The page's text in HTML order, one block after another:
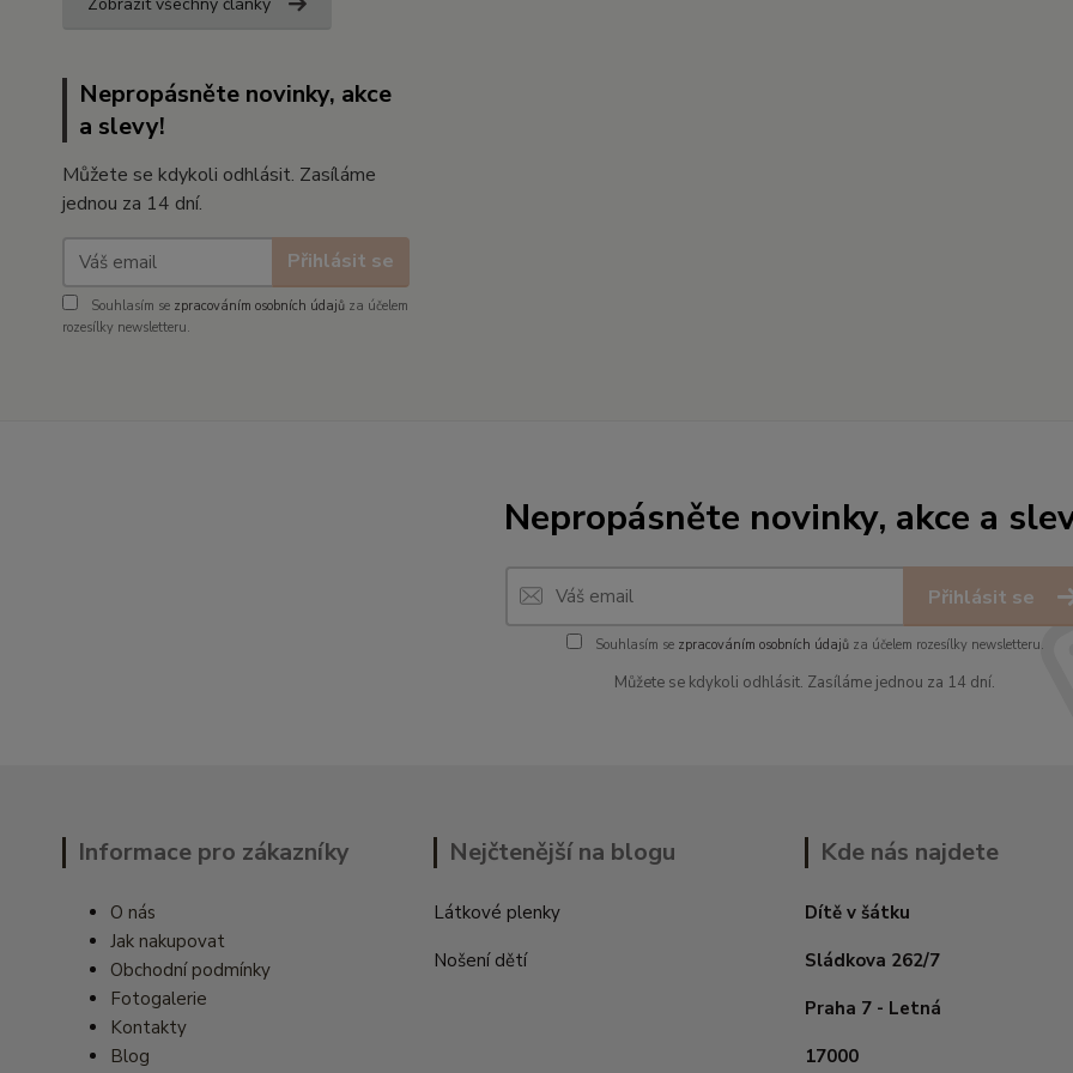
Nepropásněte novinky, akce
a slevy!
Můžete se kdykoli odhlásit. Zasíláme
jednou za 14 dní.
Přihlásit se
Souhlasím se zpracováním osobních údajů za účelem
rozesílky newsletteru.
Nepropásněte novinky, akce a
Přihlásit se
Souhlasím se zpracováním osobních údajůza účelem rozesílky newsletteru.
Můžete se kdykoli odhlásit. Zasíláme jednou za 14 dní.
Informace pro zákazníky
O nás
Jak nakupovat
Obchodní podmínky
Fotogalerie
Kontakty
Blog
Nejčtenější na blogu
Látkové plenky
Nošení dětí
Kde nás najdete
Dítě v šátku
Sládkova 262/7
Praha 7 - Letná
17000